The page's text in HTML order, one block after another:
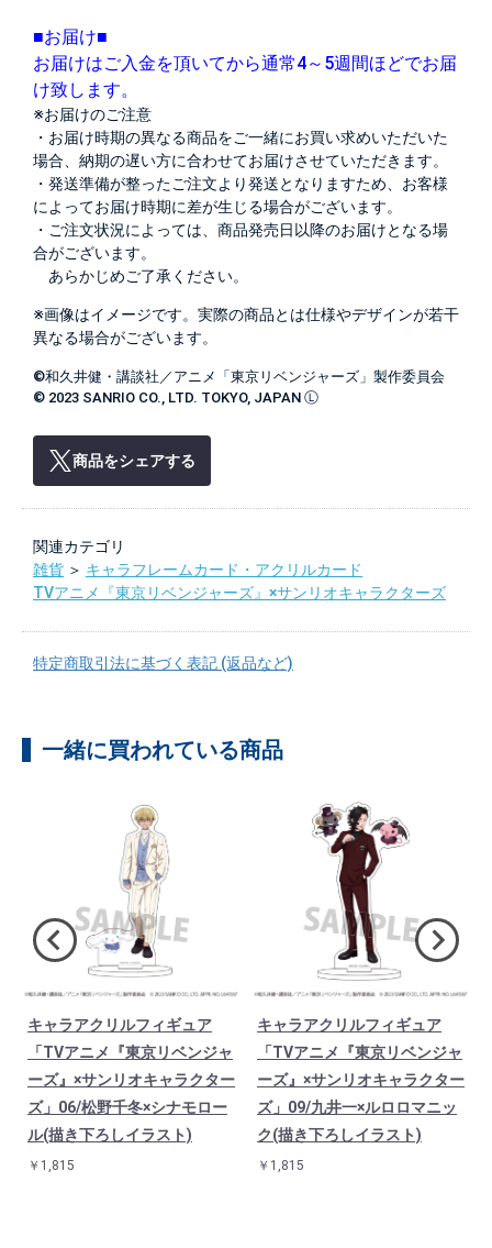
■お届け■
お届けはご入金を頂いてから通常4～5週間ほどでお届
け致します。
※お届けのご注意
・お届け時期の異なる商品をご一緒にお買い求めいただいた
場合、納期の遅い方に合わせてお届けさせていただきます。
・発送準備が整ったご注文より発送となりますため、お客様
によってお届け時期に差が生じる場合がございます。
・ご注文状況によっては、商品発売日以降のお届けとなる場
合がございます。
あらかじめご了承ください。
※画像はイメージです。実際の商品とは仕様やデザインが若干
異なる場合がございます。
©和久井健・講談社／アニメ「東京リベンジャーズ」製作委員会
© 2023 SANRIO CO., LTD. TOKYO, JAPAN Ⓛ
商品をシェアする
関連カテゴリ
雑貨 ＞ キャラフレームカード・アクリルカード
TVアニメ『東京リベンジャーズ』×サンリオキャラクターズ
特定商取引法に基づく表記 (返品など)
一緒に買われている商品
キャラアクリルフィギュア
「TVアニメ『東京リベンジャ
ーズ』×サンリオキャラクター
ズ」06/松野千冬×シナモロー
ル(描き下ろしイラスト)
￥1,815
キャラアクリルフィギュア
「TVアニメ『東京リベンジャ
ーズ』×サンリオキャラクター
ズ」09/九井一×ルロロマニッ
ク(描き下ろしイラスト)
￥1,815